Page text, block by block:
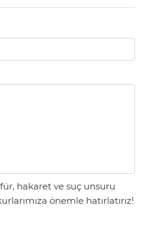
hakaret ve suç unsuru
önemle hatırlatırız!